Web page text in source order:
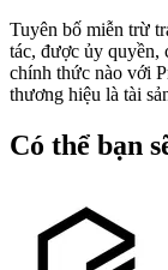
Tuyên bố miễn trừ
tác, được ủy quyền,
chính thức nào với
thương hiệu là tài
Có thể bạn